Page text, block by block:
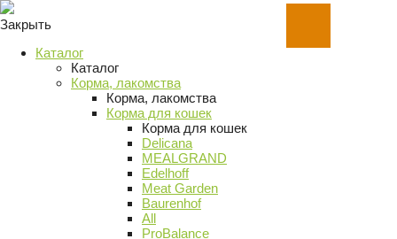
Закрыть
Каталог
Каталог
Корма, лакомства
Корма, лакомства
Корма для кошек
Корма для кошек
Delicana
MEALGRAND
Edelhoff
Meat Garden
Baurenhof
All
ProBalance